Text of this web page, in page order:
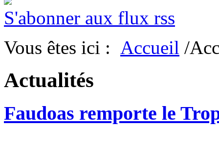
S'abonner aux flux rss
Vous êtes ici : Accueil /
Actualités
Faudoas remporte le